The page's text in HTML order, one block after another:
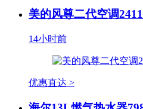
美的风尊二代空调
14小时前
优惠直达 >